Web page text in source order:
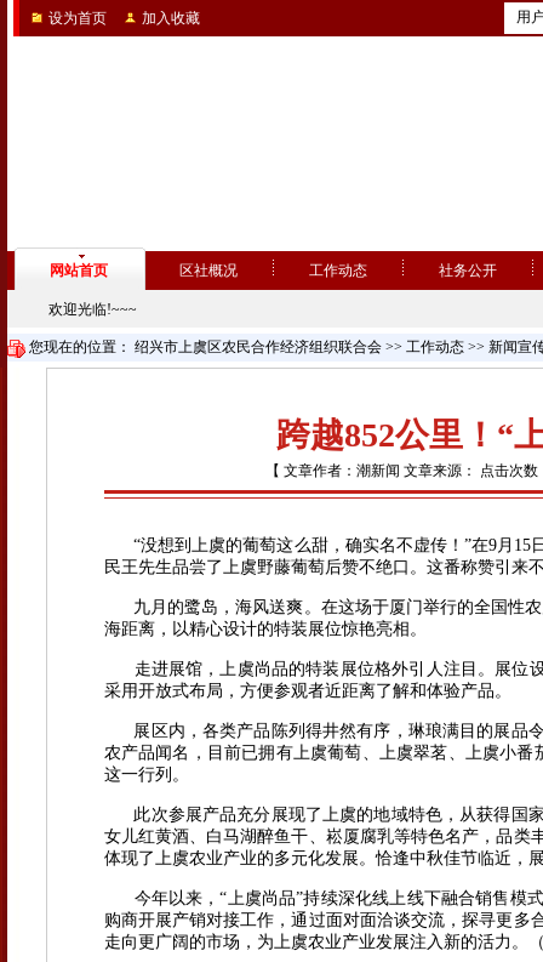
设为首页 加入收藏 用
网站首页 区社概况 工作动态 社务公开
欢迎光临!~~~
您现在的位置： 绍兴市上虞区农民合作经济组织联合会 >> 工作动态 >> 新闻宣
跨越852公里！“
【 文章作者：潮新闻 文章来源： 点击次
“没想到上虞的葡萄这么甜，确实名不虚传！”在9月15
民王先生品尝了上虞野藤葡萄后赞不绝口。这番称赞引来
九月的鹭岛，海风送爽。在这场于厦门举行的全国性
海距离，以精心设计的特装展位惊艳亮相。
走进展馆，上虞尚品的特装展位格外引人注目。展位
采用开放式布局，方便参观者近距离了解和体验产品。
展区内，各类产品陈列得井然有序，琳琅满目的展品
农产品闻名，目前已拥有上虞葡萄、上虞翠茗、上虞小
这一行列。
此次参展产品充分展现了上虞的地域特色，从获得国
女儿红黄酒、白马湖醉鱼干、崧厦腐乳等特色名产，品
体现了上虞农业产业的多元化发展。恰逢中秋佳节临近，
今年以来，“上虞尚品”持续深化线上线下融合销售模
购商开展产销对接工作，通过面对面洽谈交流，探寻更
走向更广阔的市场，为上虞农业产业发展注入新的活力。